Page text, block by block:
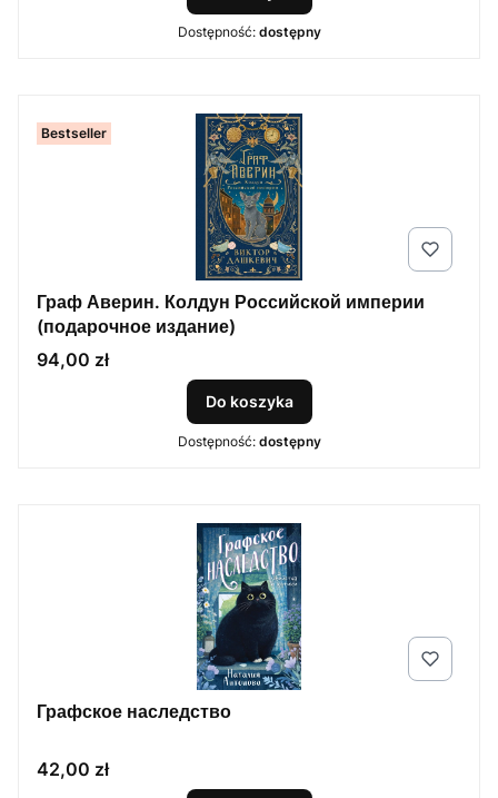
Dostępność: dostępny
Bestseller
Граф Аверин. Колдун Российской империи
(подарочное издание)
Cena
94,00 zł
Do koszyka
Dostępność: dostępny
Графское наследство
Cena
42,00 zł